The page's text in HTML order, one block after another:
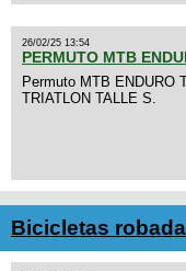
26/02/25 13:54
PERMUTO MTB
Permuto MTB ENDURO
TRIATLON TALLE S.
Bicicletas